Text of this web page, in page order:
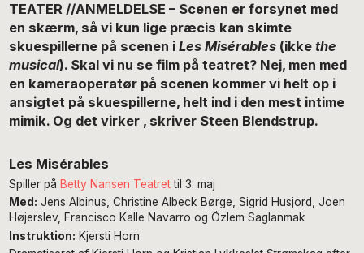
TEATER //ANMELDELSE – Scenen er forsynet med
en skærm, så vi kun lige præcis kan skimte
skuespillerne på scenen iLes Misérables (ikkethe
musical). Skal vi nu se film på teatret? Nej, men med
en kameraoperatør på scenen kommer vi helt op i
ansigtet på skuespillerne, helt ind i den mest intime
mimik. Og det virker , skriver Steen Blendstrup.
Les Misérables
Spiller på Betty Nansen Teatrettil 3. maj
Med: Jens Albinus, Christine Albeck Børge, Sigrid Husjord, Joen
Højerslev, Francisco Kalle Navarro og Özlem Saglanmak
Instruktion: Kjersti Horn